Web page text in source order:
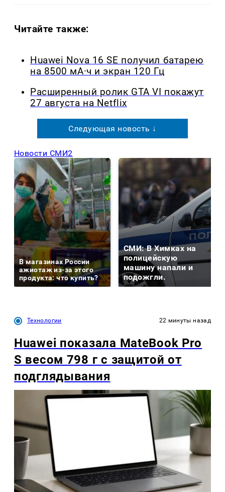
Читайте также:
Huawei Nova 16 SE получил батарею
на 8500 мА·ч и экран 120 Гц
Расширенный ролик GTA VI покажут
27 августа на Netflix
Следующая новость ↓
Новости СМИ2
В магазинах России
ажиотаж из-за этого
продукта: что купить?
СМИ: В Химках на
полицейскую
машину напали и
подожгли.
Технологии 22 минуты назад
Huawei показала MateBook Pro
S весом 798 г с защитой от
подглядывания